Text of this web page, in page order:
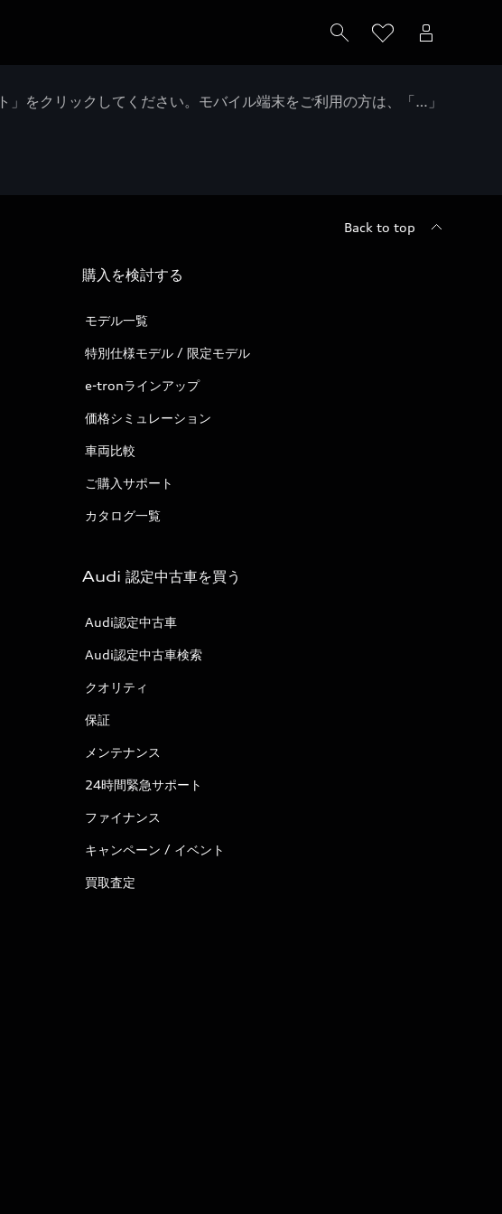
をクリックしてください。モバイル端末をご利用の方は、「…」
Back to top
購入を検討する
モデル一覧
特別仕様モデル / 限定モデル
e-tronラインアップ
価格シミュレーション
車両比較
ご購入サポート
カタログ一覧
Audi 認定中古車を買う
Audi認定中古車
Audi認定中古車検索
クオリティ
保証
メンテナンス
24時間緊急サポート
ファイナンス
キャンペーン / イベント
買取査定